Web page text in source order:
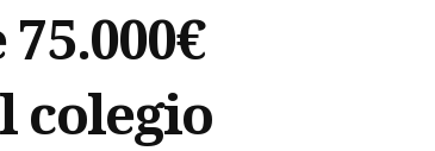
colegio